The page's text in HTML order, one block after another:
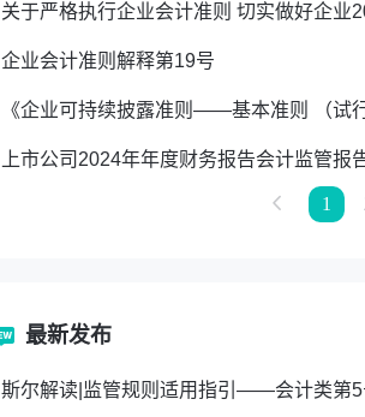
关于严格执行企业会计准则 切实做好企业
企业会计准则解释第19号
《企业可持续披露准则——基本准则 （试
上市公司2024年年度财务报告会计监管报
1
最新发布
斯尔解读|监管规则适用指引——会计类第5